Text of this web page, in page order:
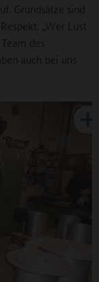
Grundsätze sind
„Wer Lust
des
auch bei uns